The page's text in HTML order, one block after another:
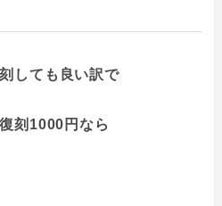
しても良い訳で
刻1000円なら